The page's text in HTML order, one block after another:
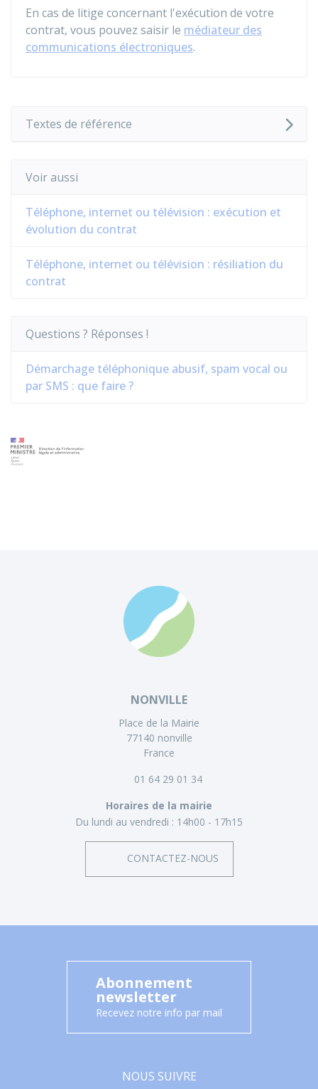
En cas de litige concernant l'exécution de votre
contrat, vous pouvez saisir le médiateur des
communications électroniques.
Textes de référence
Voir aussi
Téléphone, internet ou télévision : exécution et
évolution du contrat
Téléphone, internet ou télévision : résiliation du
contrat
Questions ? Réponses !
Démarchage téléphonique abusif, spam vocal ou
par SMS : que faire ?
NONVILLE
Place de la Mairie
77140 nonville
France
01 64 29 01 34
Horaires de la mairie
Du lundi au vendredi : 14h00 - 17h15
CONTACTEZ-NOUS
Abonnement
newsletter
Recevez notre info par mail
NOUS SUIVRE